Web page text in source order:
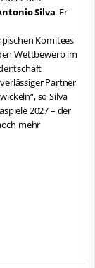
Silva. Er
Komitees
Wettbewerb im
Partner
so Silva
2027 – der
mehr